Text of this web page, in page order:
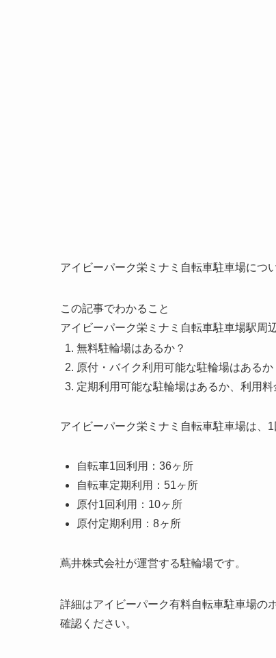
アイビーパーク栄ミナミ自転車駐車場につ
この記事でわかること
アイビーパーク栄ミナミ自転車駐車場駅周辺
無料駐輪場はあるか？
原付・バイク利用可能な駐輪場はあるか
定期利用可能な駐輪場はあるか、利用料
アイビーパーク栄ミナミ自転車駐車場は、
自転車1回利用：36ヶ所
自転車定期利用：51ヶ所
原付1回利用：10ヶ所
原付定期利用：8ヶ所
蔦井株式会社が運営する駐輪場です。
詳細はアイビーパーク有料自転車駐車場の
確認ください。